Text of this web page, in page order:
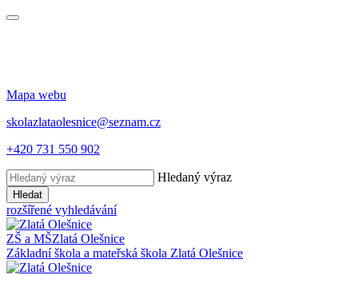
Mapa webu
skolazlataolesnice@seznam.cz
+420 731 550 902
Hledaný výraz
Hledat
rozšířené vyhledávání
ZŠ a MŠZlatá Olešnice
Základní škola a mateřská škola Zlatá Olešnice